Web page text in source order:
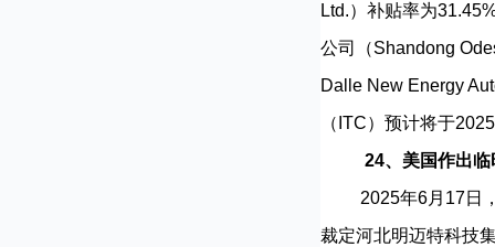
Ltd.）补贴率为
公司（Shandong
Dalle New Energy
（ITC）预计将于
24、美国作出
2025年6月17日，
裁定河北明迈特科技